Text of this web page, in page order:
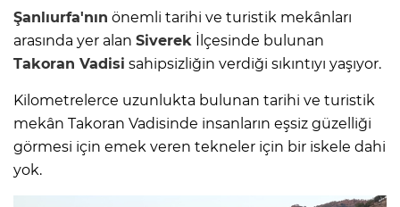
Şanlıurfa'nın önemli tarihi ve turistik mekânları
arasında yer alan Siverek İlçesinde bulunan
Takoran Vadisi sahipsizliğin verdiği sıkıntıyı yaşıyor.
Kilometrelerce uzunlukta bulunan tarihi ve turistik
mekân Takoran Vadisinde insanların eşsiz güzelliği
görmesi için emek veren tekneler için bir iskele dahi
yok.